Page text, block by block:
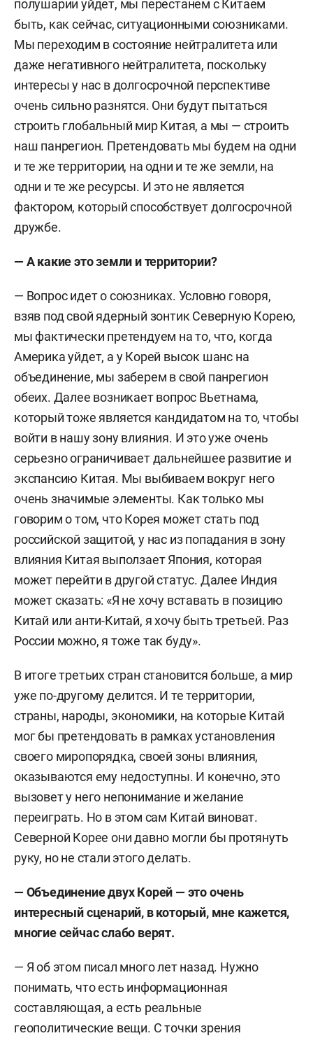
полушарии уйдет, мы перестанем с Китаем
быть, как сейчас, ситуационными союзниками.
Мы переходим в состояние нейтралитета или
даже негативного нейтралитета, поскольку
интересы у нас в долгосрочной перспективе
очень сильно разнятся. Они будут пытаться
строить глобальный мир Китая, а мы — строить
наш панрегион. Претендовать мы будем на одни
и те же территории, на одни и те же земли, на
одни и те же ресурсы. И это не является
фактором, который способствует долгосрочной
дружбе.
— А какие это земли и территории?
— Вопрос идет о союзниках. Условно говоря,
взяв под свой ядерный зонтик Северную Корею,
мы фактически претендуем на то, что, когда
Америка уйдет, а у Корей высок шанс на
объединение, мы заберем в свой панрегион
обеих. Далее возникает вопрос Вьетнама,
который тоже является кандидатом на то, чтобы
войти в нашу зону влияния. И это уже очень
серьезно ограничивает дальнейшее развитие и
экспансию Китая. Мы выбиваем вокруг него
очень значимые элементы. Как только мы
говорим о том, что Корея может стать под
российской защитой, у нас из попадания в зону
влияния Китая выползает Япония, которая
может перейти в другой статус. Далее Индия
может сказать: «Я не хочу вставать в позицию
Китай или анти-Китай, я хочу быть третьей. Раз
России можно, я тоже так буду».
В итоге третьих стран становится больше, а мир
уже по-другому делится. И те территории,
страны, народы, экономики, на которые Китай
мог бы претендовать в рамках установления
своего миропорядка, своей зоны влияния,
оказываются ему недоступны. И конечно, это
вызовет у него непонимание и желание
переиграть. Но в этом сам Китай виноват.
Северной Корее они давно могли бы протянуть
руку, но не стали этого делать.
— Объединение двух Корей — это очень
интересный сценарий, в который, мне кажется,
многие сейчас слабо верят.
— Я об этом писал много лет назад. Нужно
понимать, что есть информационная
составляющая, а есть реальные
геополитические вещи. С точки зрения